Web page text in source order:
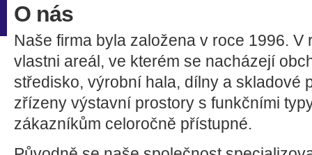
O nás
Naše firma byla založena v roce 1996. V
vlastni areál, ve kterém se nacházejí
středisko, výrobní hala, dílny a skladové
zřízeny výstavní prostory s funkčními
zákazníkům celoročně přístupné.